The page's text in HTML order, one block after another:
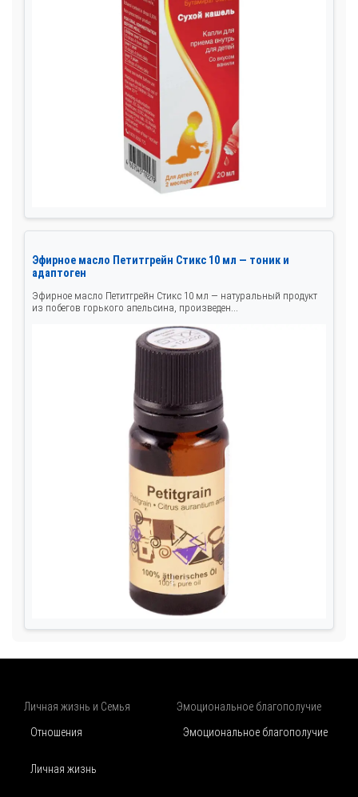
Эфирное масло Петитгрейн Стикс 10 мл — тоник и
адаптоген
Эфирное масло Петитгрейн Стикс 10 мл — натуральный продукт
из побегов горького апельсина, произведен...
Личная жизнь и Семья
Отношения
Личная жизнь
Эмоциональное благополучие
Эмоциональное благополучие